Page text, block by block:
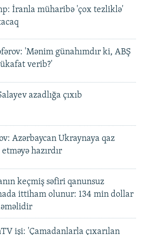
İranla müharibə 'çox tezliklə'
'Mənim günahımdır ki, ABŞ
verib?'
azadlığa çıxıb
Azərbaycan Ukraynaya qaz
hazırdır
keçmiş səfiri qanunsuz
ittiham olunur: 134 min dollar
işi: 'Çamadanlarla çıxarılan